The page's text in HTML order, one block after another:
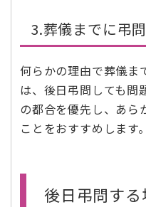
3.葬儀までに弔
何らかの理由で葬儀ま
は、後日弔問しても問
の都合を優先し、あら
ことをおすすめします。
後日弔問す